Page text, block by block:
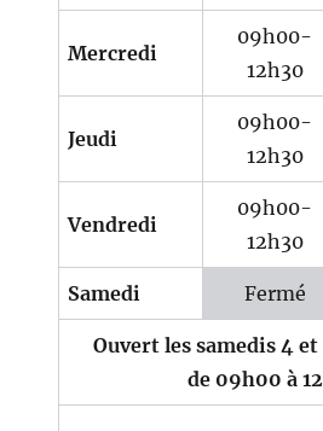
Mercredi
09h00-
12h30
Jeudi
09h00-
12h30
Vendredi
09h00-
12h30
Samedi Fermé
Ouvert les samedis 4
de 09h00 à